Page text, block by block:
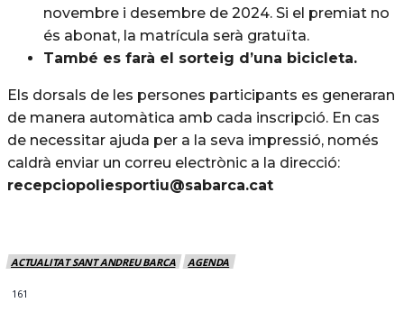
novembre i desembre de 2024. Si el premiat no
és abonat, la matrícula serà gratuïta.
També es farà el sorteig d’una bicicleta.
Els dorsals de les persones participants es generaran
de manera automàtica amb cada inscripció. En cas
de necessitar ajuda per a la seva impressió, només
caldrà enviar un correu electrònic a la direcció:
recepciopoliesportiu@sabarca.cat
ACTUALITAT SANT ANDREU BARCA AGENDA
161